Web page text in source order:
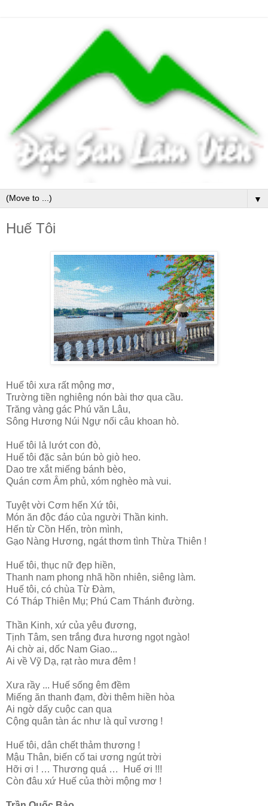
▼
Huế Tôi
Huế tôi xưa rất mộng mơ,
Trường tiền nghiêng nón bài thơ qua cầu.
Trăng vàng gác Phú văn Lâu,
Sông Hương Núi Ngự nối câu khoan hò.
Huế tôi lả lướt con đò,
Huế tôi đặc sản bún bò giò heo.
Dao tre xắt miếng bánh bèo,
Quán cơm Âm phủ, xóm nghèo mà vui.
Tuyệt vời Cơm hến Xứ tôi,
Món ăn độc đáo của người Thần kinh.
Hến từ Cồn Hến, tròn mình,
Gạo Nàng Hương, ngát thơm tình Thừa Thiên !
Huế tôi, thục nữ đẹp hiền,
Thanh nam phong nhã hồn nhiên, siêng làm.
Huế tôi, có chùa Từ Đàm,
Có Tháp Thiên Mụ; Phú Cam Thánh đường.
Thần Kinh, xứ của yêu đương,
Tịnh Tâm, sen trắng đưa hương ngọt ngào!
Ai chờ ai, dốc Nam Giao...
Ai về Vỹ Dạ, rạt rào mưa đêm !
Xưa rầy ... Huế sống êm đềm
Miếng ăn thanh đạm, đời thêm hiền hòa
Ai ngờ dấy cuộc can qua
Cộng quân tàn ác như là quỉ vương !
Huế tôi, dân chết thảm thương !
Mậu Thân, biến cố tai ương ngút trời
Hỡi ơi ! … Thương quá … Huế ơi !!!
Còn đâu xứ Huế của thời mộng mơ !